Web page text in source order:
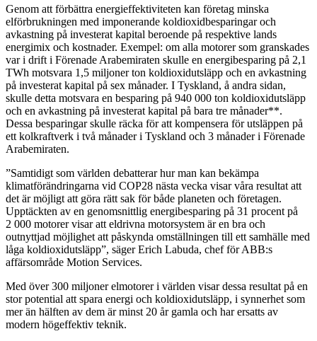
Genom att förbättra energieffektiviteten kan företag minska
elförbrukningen med imponerande koldioxidbesparingar och
avkastning på investerat kapital beroende på respektive lands
energimix och kostnader. Exempel: om alla motorer som granskades
var i drift i Förenade Arabemiraten skulle en energibesparing på 2,1
TWh motsvara 1,5 miljoner ton koldioxidutsläpp och en avkastning
på investerat kapital på sex månader. I Tyskland, å andra sidan,
skulle detta motsvara en besparing på 940 000 ton koldioxidutsläpp
och en avkastning på investerat kapital på bara tre månader**.
Dessa besparingar skulle räcka för att kompensera för utsläppen på
ett kolkraftverk i två månader i Tyskland och 3 månader i Förenade
Arabemiraten.
”Samtidigt som världen debatterar hur man kan bekämpa
klimatförändringarna vid COP28 nästa vecka visar våra resultat att
det är möjligt att göra rätt sak för både planeten och företagen.
Upptäckten av en genomsnittlig energibesparing på 31 procent på
2 000 motorer visar att eldrivna motorsystem är en bra och
outnyttjad möjlighet att påskynda omställningen till ett samhälle med
låga koldioxidutsläpp”, säger Erich Labuda, chef för ABB:s
affärsområde Motion Services.
Med över 300 miljoner elmotorer i världen visar dessa resultat på en
stor potential att spara energi och koldioxidutsläpp, i synnerhet som
mer än hälften av dem är minst 20 år gamla och har ersatts av
modern högeffektiv teknik.